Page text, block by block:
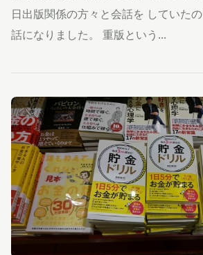
日出版関係の方々と会話を していた
話になりました。 重版という...